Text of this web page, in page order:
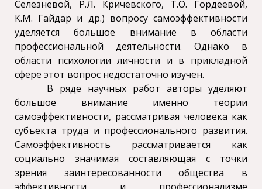
Селезневой, Р.Л. Кричевского, Т.О. Гордеевой,
К.М. Гайдар и др.) вопросу самоэффективности
уделяется большое внимание в области
профессиональной деятельности. Однако в
области психологии личности и в прикладной
сфере этот вопрос недостаточно изучен.
В ряде научных работ авторы уделяют
большое внимание именно теории
самоэффективности, рассматривая человека как
субъекта труда и профессионального развития.
Самоэффективность рассматривается как
социально значимая составляющая с точки
зрения заинтересованности общества в